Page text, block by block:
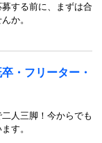
する前に、まずは合
か。
・フリーター・
人三脚！今からでも
す。